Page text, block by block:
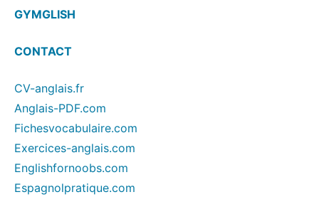
GYMGLISH
CONTACT
CV-anglais.fr
Anglais-PDF.com
Fichesvocabulaire.com
Exercices-anglais.com
Englishfornoobs.com
Espagnolpratique.com